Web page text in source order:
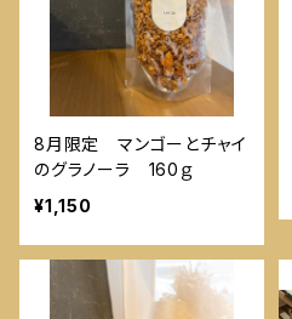
8月限定 マンゴーとチャイ
のグラノーラ 160ｇ
¥1,150